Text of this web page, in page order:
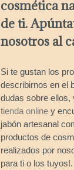
cosmética
de ti.
nosotros al
Si te gustan los
describirnos en el
dudas sobre ellos,
tienda online y
jabón artesanal
productos de
realizados por
para ti o los